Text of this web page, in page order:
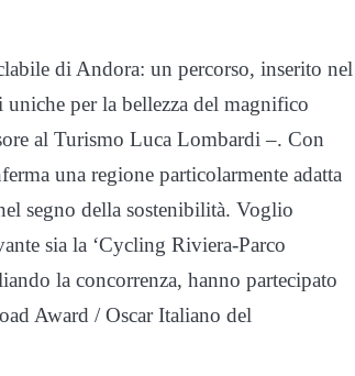
di Andora: un percorso, inserito nel
per la bellezza del magnifico
al Turismo Luca Lombardi –. Con
una regione particolarmente adatta
segno della sostenibilità. Voglio
sia la ‘Cycling Riviera-Parco
la concorrenza, hanno partecipato
Award / Oscar Italiano del